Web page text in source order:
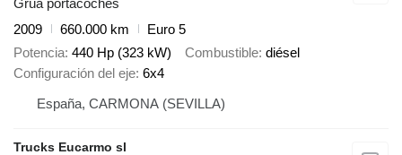
2009
660.000 km
Euro 5
Potencia 440 Hp (323 kW) Combustible diésel
Configuración del eje 6x4
España, CARMONA (SEVILLA)
Trucks Eucarmo sl